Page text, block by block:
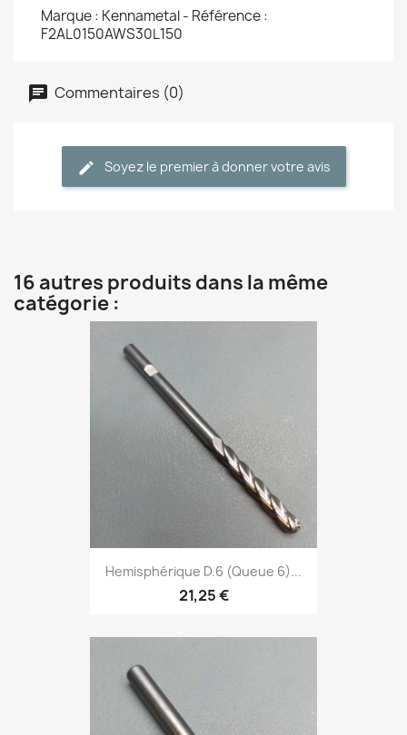
Marque : Kennametal - Référence :
F2AL0150AWS30L150
Commentaires (0)
Soyez le premier à donner votre avis
16 autres produits dans la même
catégorie :
Hemisphérique D.6 (Queue 6)...
21,25 €